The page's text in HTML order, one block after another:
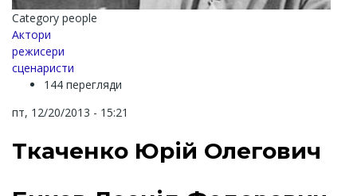
Category people
Актори
режисери
сценаристи
144 перегляди
пт, 12/20/2013 - 15:21
Ткаченко Юрій Олегович